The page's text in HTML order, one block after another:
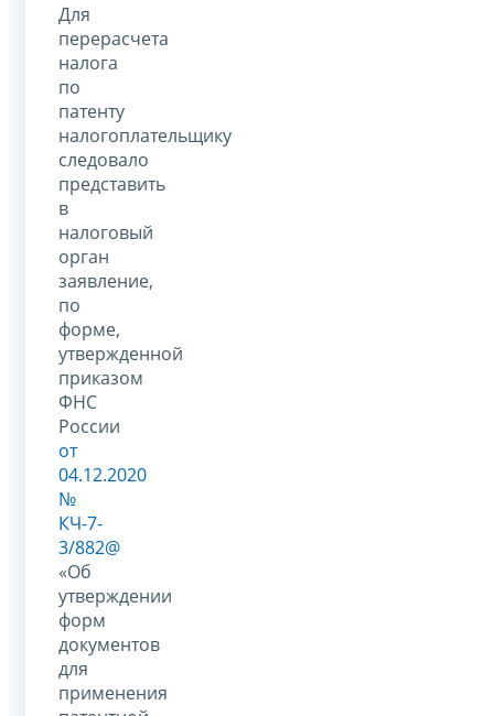
Для
перерасчета
налога
по
патенту
налогоплательщику
следовало
представить
в
налоговый
орган
заявление,
по
форме,
утвержденной
приказом
ФНС
России
от
04.12.2020
№
КЧ-7-
3/882@
«Об
утверждении
форм
документов
для
применения